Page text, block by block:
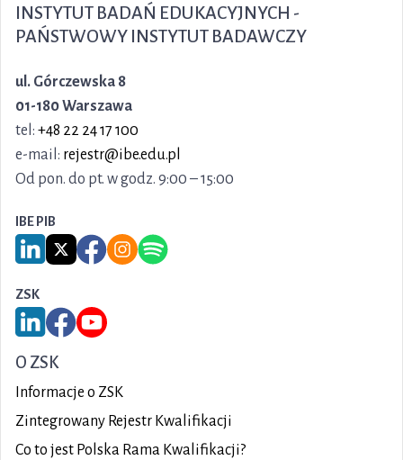
INSTYTUT BADAŃ EDUKACYJNYCH -
PAŃSTWOWY INSTYTUT BADAWCZY
ul. Górczewska 8
01-180 Warszawa
tel: +48 22 24 17 100
e-mail: rejestr@ibe.edu.pl
Od pon. do pt. w godz. 9:00 – 15:00
IBE PIB
Link do serwisu LinkedIn IBE PIB
Link do serwisu X IBE PIB
Link do Facebook IBE PIB
Link do Instagram IBE PIB
Link do Spotify IBE PIB
ZSK
Link do serwisu LinkedIn ZSK
Link do Facebook ZSK
Link do YouTube ZSK
O ZSK
Informacje o ZSK
Zintegrowany Rejestr Kwalifikacji
Co to jest Polska Rama Kwalifikacji?